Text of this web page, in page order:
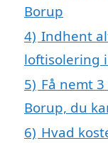
Borup
4) Indhent
loftisolering
5) Få nemt
Borup, du
6) Hvad